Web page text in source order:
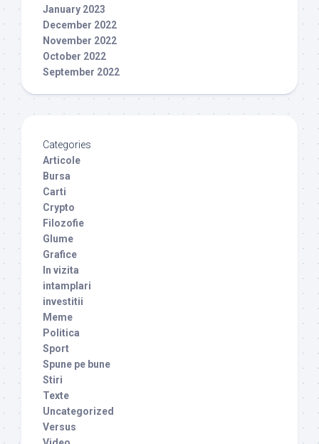
January 2023
December 2022
November 2022
October 2022
September 2022
Categories
Articole
Bursa
Carti
Crypto
Filozofie
Glume
Grafice
In vizita
intamplari
investitii
Meme
Politica
Sport
Spune pe bune
Stiri
Texte
Uncategorized
Versus